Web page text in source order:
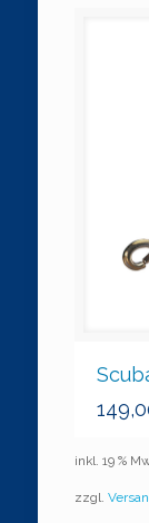
inkl. 19 %
zzgl.